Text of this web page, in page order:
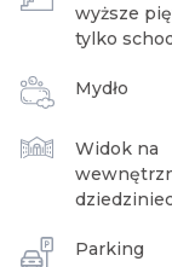
wyższe
tylko
Mydło
Widok na
Parking